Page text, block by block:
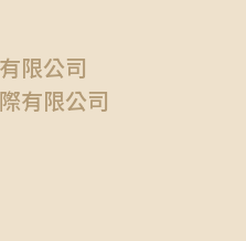
限公司
有限公司